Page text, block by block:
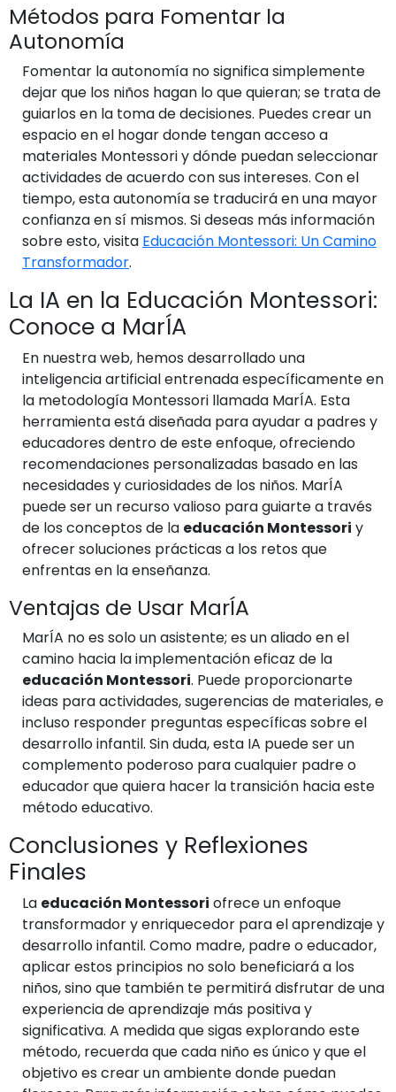
Métodos para Fomentar la
Autonomía
Fomentar la autonomía no significa simplemente
dejar que los niños hagan lo que quieran; se trata de
guiarlos en la toma de decisiones. Puedes crear un
espacio en el hogar donde tengan acceso a
materiales Montessori y dónde puedan seleccionar
actividades de acuerdo con sus intereses. Con el
tiempo, esta autonomía se traducirá en una mayor
confianza en sí mismos. Si deseas más información
sobre esto, visita Educación Montessori: Un Camino
Transformador.
La IA en la Educación Montessori:
Conoce a MarÍA
En nuestra web, hemos desarrollado una
inteligencia artificial entrenada específicamente en
la metodología Montessori llamada MarÍA. Esta
herramienta está diseñada para ayudar a padres y
educadores dentro de este enfoque, ofreciendo
recomendaciones personalizadas basado en las
necesidades y curiosidades de los niños. MarÍA
puede ser un recurso valioso para guiarte a través
de los conceptos de la educación Montessori y
ofrecer soluciones prácticas a los retos que
enfrentas en la enseñanza.
Ventajas de Usar MarÍA
MarÍA no es solo un asistente; es un aliado en el
camino hacia la implementación eficaz de la
educación Montessori. Puede proporcionarte
ideas para actividades, sugerencias de materiales, e
incluso responder preguntas específicas sobre el
desarrollo infantil. Sin duda, esta IA puede ser un
complemento poderoso para cualquier padre o
educador que quiera hacer la transición hacia este
método educativo.
Conclusiones y Reflexiones
Finales
La educación Montessori ofrece un enfoque
transformador y enriquecedor para el aprendizaje y
desarrollo infantil. Como madre, padre o educador,
aplicar estos principios no solo beneficiará a los
niños, sino que también te permitirá disfrutar de una
experiencia de aprendizaje más positiva y
significativa. A medida que sigas explorando este
método, recuerda que cada niño es único y que el
objetivo es crear un ambiente donde puedan